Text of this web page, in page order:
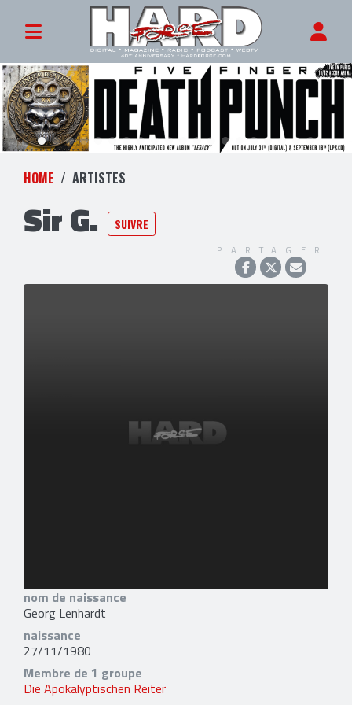
HOME ARTISTES
Sir G. SUIVRE
PARTAGER
nom de naissance
Georg Lenhardt
naissance
27/11/1980
Membre de 1 groupe
Die Apokalyptischen Reiter